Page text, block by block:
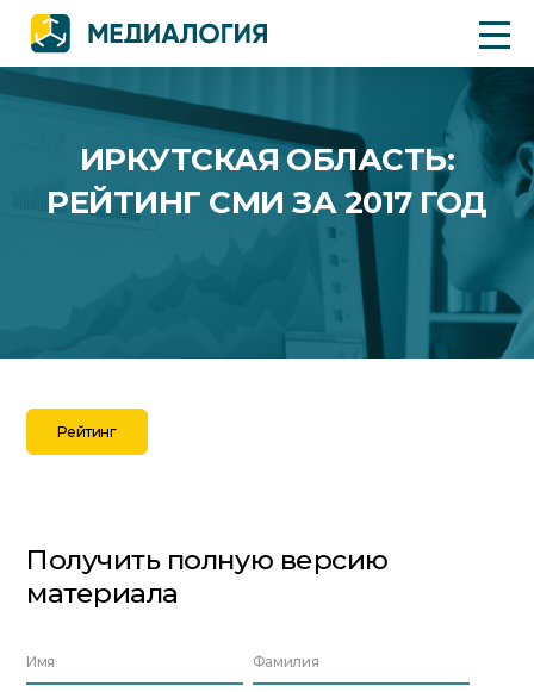
ИРКУТСКАЯ ОБЛАСТЬ:
РЕЙТИНГ СМИ ЗА 2017 ГОД
Рейтинг
Получить полную версию
материала